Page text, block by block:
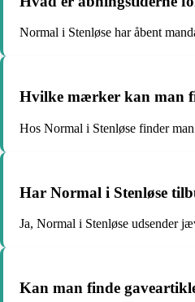
Normal i Stenløse har åbent
Hvilke mærker kan man
Hos Normal i Stenløse finder
Har Normal i Stenløse
Ja, Normal i Stenløse udsender
Kan man finde